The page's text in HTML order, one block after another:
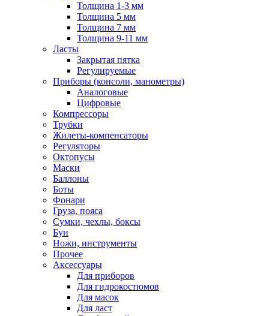
Толщина 1-3 мм
Толщина 5 мм
Толщина 7 мм
Толщина 9-11 мм
Ласты
Закрытая пятка
Регулируемые
Приборы (консоли, манометры)
Аналоговые
Цифровые
Компрессоры
Трубки
Жилеты-компенсаторы
Регуляторы
Октопусы
Маски
Баллоны
Боты
Фонари
Груза, пояса
Сумки, чехлы, боксы
Буи
Ножи, инструменты
Прочее
Аксессуары
Для приборов
Для гидрокостюмов
Для масок
Для ласт